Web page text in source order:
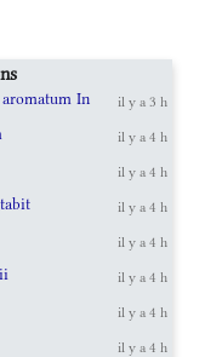
In il y a 3 h
il y a 4 h
il y a 4 h
il y a 4 h
il y a 4 h
il y a 4 h
il y a 4 h
il y a 4 h